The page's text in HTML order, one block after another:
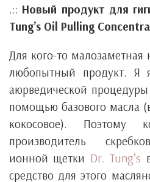
.:: Новый продукт для
Tung’s Oil Pulling
Для кого-то
любопытный продукт. Я
аюрведической
помощью базового масла
кокосовое). Поэтому
производитель
ионной щетки Dr. Tung’s
средство для этого